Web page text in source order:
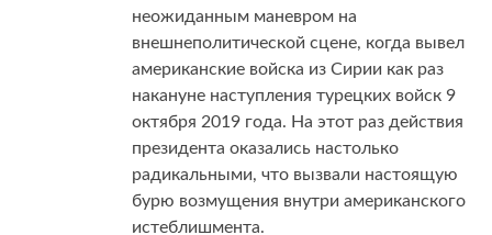
неожиданным маневром на
внешнеполитической сцене, когда вывел
американские войска из Сирии как раз
накануне наступления турецких войск 9
октября 2019 года. На этот раз действия
президента оказались настолько
радикальными, что вызвали настоящую
бурю возмущения внутри американского
истеблишмента.